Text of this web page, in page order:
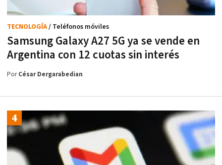
Samsung Galaxy A27 5G ya se vende en
Argentina con 12 cuotas sin interés
TECNOLOGÍA/ Teléfonos móviles
PorCésar Dergarabedian